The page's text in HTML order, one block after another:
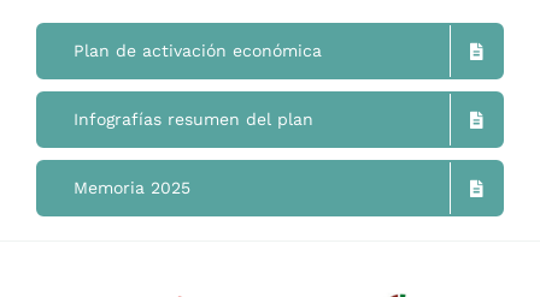
Mimukai
El Centro
La Comunidad
Plan de activación económica
Infografías resumen del plan
Memoria 2025